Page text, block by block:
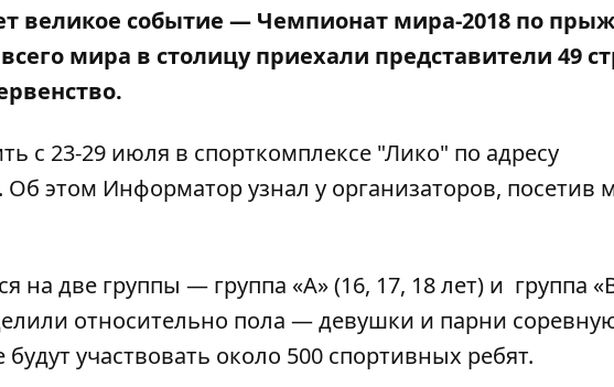
великое событие — Чемпионат мира-2018 по
мира в столицу приехали представители 49
с 23-29 июля в спорткомплексе "Лико" по адресу
Об этом Информаторузнал у организаторов, посетив
на две группы — группа «А» (16, 17, 18 лет) и группа
относительно пола — девушки и парни
участвовать около 500 спортивных ребят.